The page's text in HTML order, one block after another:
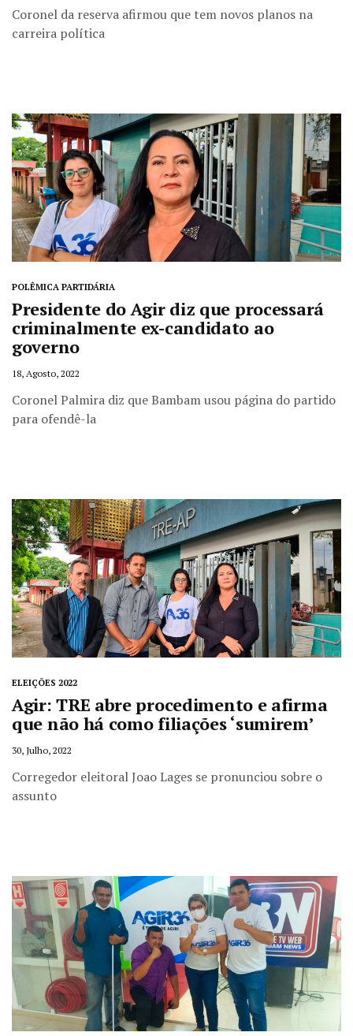
Coronel da reserva afirmou que tem novos planos na
carreira política
POLÊMICA PARTIDÁRIA
Presidente do Agir diz que processará
criminalmente ex-candidato ao
governo
18, Agosto, 2022
Coronel Palmira diz que Bambam usou página do partido
para ofendê-la
ELEIÇÕES 2022
Agir: TRE abre procedimento e afirma
que não há como filiações ‘sumirem’
30, Julho, 2022
Corregedor eleitoral Joao Lages se pronunciou sobre o
assunto